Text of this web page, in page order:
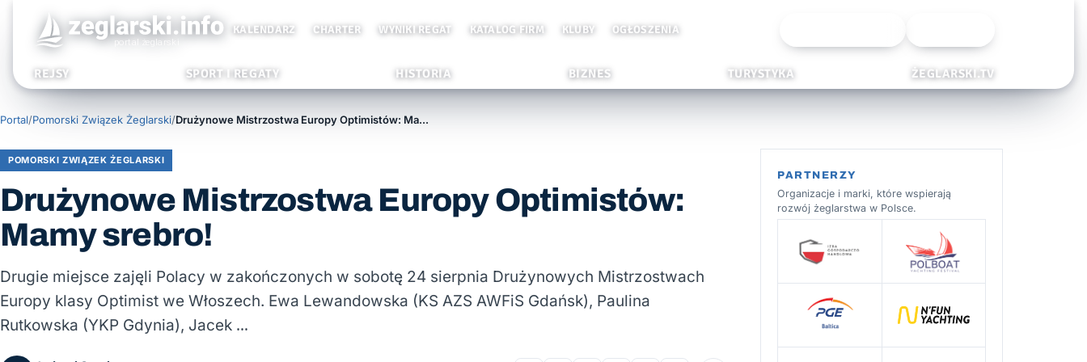
KALENDARZ CHARTER WYNIKI REGAT KATALOG FIRM KLUBY OGŁOSZENIA
REJSY SPORT I REGATY HISTORIA BIZNES TURYSTYKA ŻEGLARSKI.TV
Portal/Pomorski Związek Żeglarski/ Drużynowe Mistrzostwa Europy Optimistów: Mamy srebro!
POMORSKI ZWIĄZEK ŻEGLARSKI
Drużynowe Mistrzostwa Europy Optimistów:
Mamy srebro!
Drugie miejsce zajęli Polacy w zakończonych w sobotę 24 sierpnia Drużynowych Mistrzostwach
Europy klasy Optimist we Włoszech. Ewa Lewandowska (KS AZS AWFiS Gdańsk), Paulina
Rutkowska (YKP Gdynia), Jacek …
PARTNERZY
Organizacje i marki, które wspierają
rozwój żeglarstwa w Polsce.